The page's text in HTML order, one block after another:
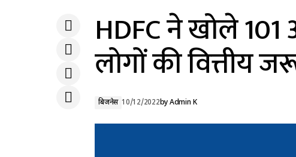
HDFC ने खोले
लोगों की वित्तीय
बिजनेस 10/12/2022byAdmin K